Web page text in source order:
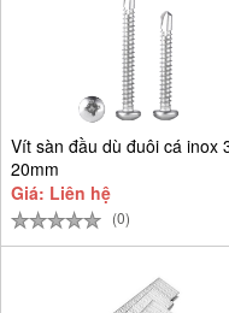
Vít sàn đầu dù đuôi cá inox
20mm
Giá: Liên hệ
(0)